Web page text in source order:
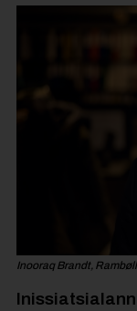
Inooraq Brandt,